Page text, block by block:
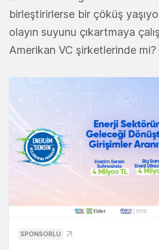
birleştirirlerse bir çöküş
olayın suyunu çıkartmaya
Amerikan VC şirketlerinde mi?
SPONSORLU